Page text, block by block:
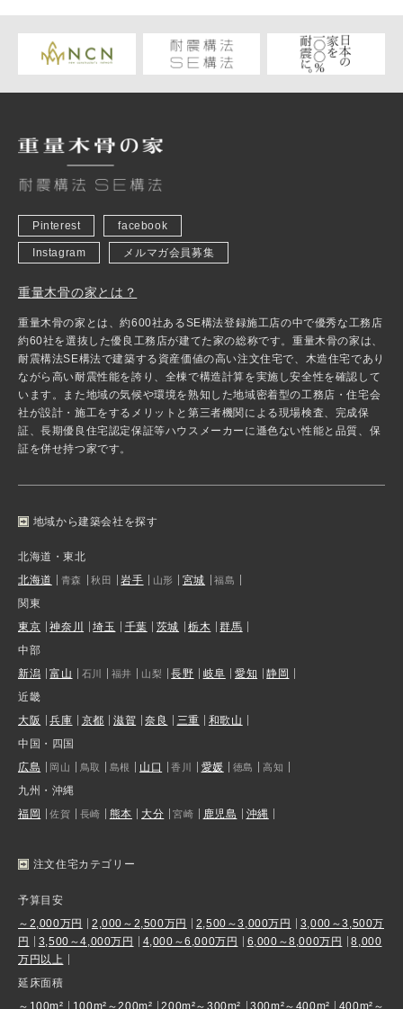
Pinterest facebook
Instagram メルマガ会員募集
重量木骨の家とは？
重量木骨の家とは、約600社あるSE構法登録施工店の中で優秀な工務店
約60社を選抜した優良工務店が建てた家の総称です。重量木骨の家は、
耐震構法SE構法で建築する資産価値の高い注文住宅で、木造住宅であり
ながら高い耐震性能を誇り、全棟で構造計算を実施し安全性を確認して
います。また地域の気候や環境を熟知した地域密着型の工務店・住宅会
社が設計・施工をするメリットと第三者機関による現場検査、完成保
証、長期優良住宅認定保証等ハウスメーカーに遜色ない性能と品質、保
証を併せ持つ家です。
地域から建築会社を探す
北海道・東北
北海道
青森 秋田 岩手 山形 宮城 福島
関東
東京
神奈川 埼玉 千葉 茨城 栃木
群馬
中部
新潟
富山 石川 福井 山梨 長野 岐阜 愛知
静岡
近畿
大阪
兵庫 京都 滋賀 奈良 三重
和歌山
中国・四国
広島
岡山 鳥取 島根 山口 香川 愛媛 徳島 高知
九州・沖縄
福岡
佐賀 長崎 熊本 大分 宮崎 鹿児島 沖縄
注文住宅カテゴリー
予算目安
～2,000万円
2,000～2,500万円 2,500～3,000万円
3,000～3,500万
円
3,500～4,000万円 4,000～6,000万円 6,000～8,000万円
8,000
万円以上
延床面積
～100m²
100m²～200m² 200m²～300m² 300m²～400m²
400m²～